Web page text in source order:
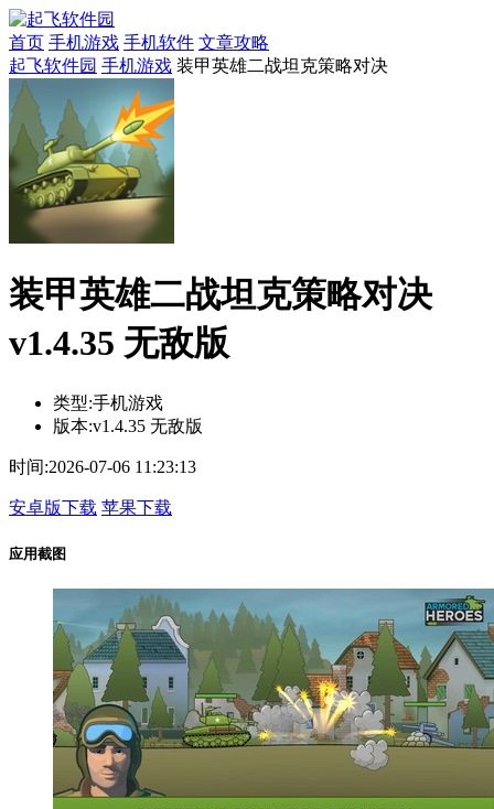
首页 手机游戏 手机软件 文章攻略
起飞软件园 手机游戏 装甲英雄二战坦克策略对决
装甲英雄二战坦克策略对决
v1.4.35 无敌版
类型:手机游戏
版本:v1.4.35 无敌版
时间:2026-07-06 11:23:13
安卓版下载 苹果下载
应用截图